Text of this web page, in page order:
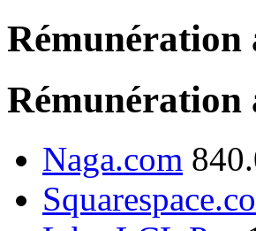
Rémunération
Naga.com